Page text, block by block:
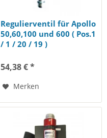
Regulierventil für Apollo
50,60,100 und 600 ( Pos.1
/ 1 / 20 / 19 )
54,38 € *
Merken